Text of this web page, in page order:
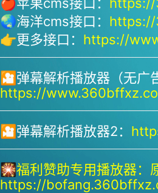
🌏海洋cms接口： https://
👉更多接口： https://
🎦弹幕解析播放器（无广
https://
🎦弹幕解析播放器2：
🎇福利赞助专用播放器：
https://